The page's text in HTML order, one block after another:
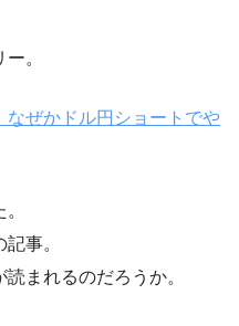
。
ぜかドル円ショートでや
事。
まれるのだろうか。